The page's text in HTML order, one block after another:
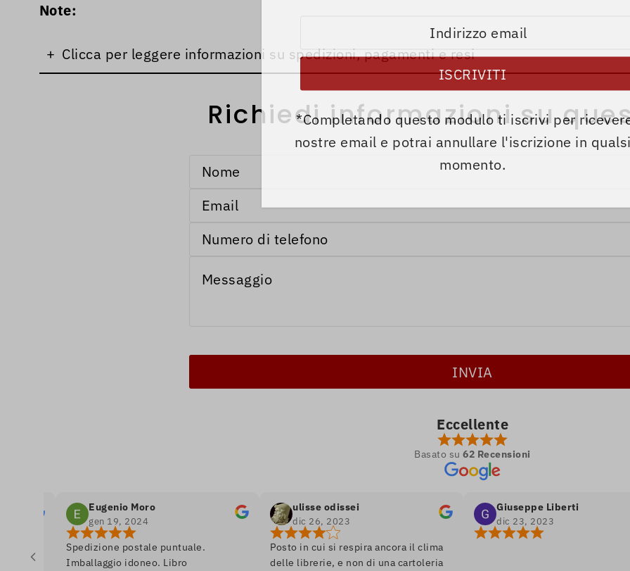
Note:
+ Clicca per leggere informazioni su spedizioni, pagamenti e resi
Richiedi informazioni su
Eccellente
Basato su 62 Recensioni
Eugenio Moro
gen 19, 2024
Spedizione postale puntuale.
Imballaggio idoneo. Libro
ulisse odissei
dic 26, 2023
Posto in cui si respira ancora il clima
delle librerie, e non di una cartoleria
Giuseppe Liberti
dic 23, 2023
*Completando questo modulo ti iscrivi per
nostre email e potrai annullare l'iscrizione in
momento.